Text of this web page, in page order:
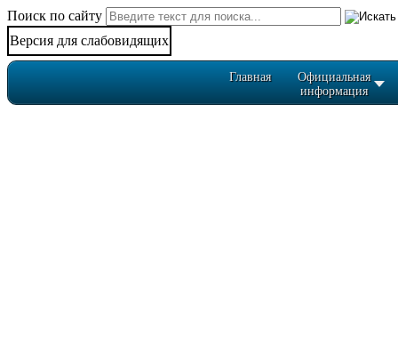
Поиск по сайту
Версия для слабовидящих
Главная
Официальная
информация